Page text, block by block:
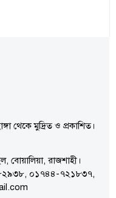
থেকে মুদ্রিত ও প্রকাশিত।
বোয়ালিয়া, রাজশাহী।
০১৭৪৪-৭২১৮৩৭,